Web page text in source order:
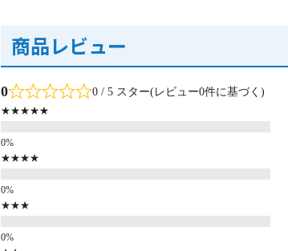
商品レビュー
0 0 / 5 スター(レビュー0件に基づく)
★★★★★
★★★★
★★★